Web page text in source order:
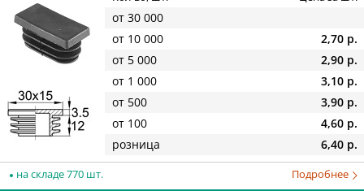
от 30 000
от 10 000
2,70 р.
от 5 000
2,90 р.
от 1 000
3,10 р.
от 500
3,90 р.
от 100
4,60 р.
розница
6,40 р.
на складе 770 шт. Подробнее